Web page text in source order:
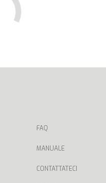
FAQ
MANUALE
CONTATTATECI